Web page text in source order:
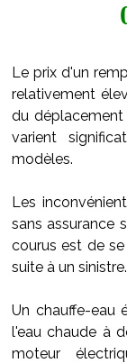
Le prix d'un
relativement
du
varient
modèles.
Les
sans assurance
courus est de
suite à un sinistre.
Un chauffe-eau
l'eau chaude à
moteur